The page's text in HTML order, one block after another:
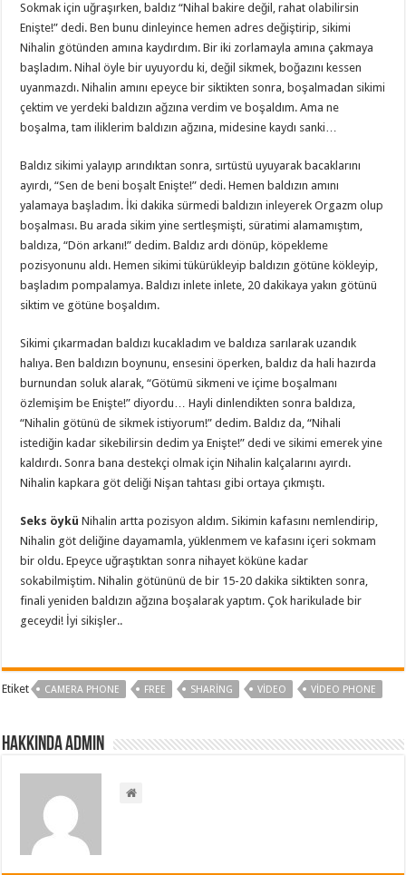
Sokmak için uğraşırken, baldız “Nihal bakire değil, rahat olabilirsin
Enişte!” dedi. Ben bunu dinleyince hemen adres değiştirip, sikimi
Nihalin götünden amına kaydırdım. Bir iki zorlamayla amına çakmaya
başladım. Nihal öyle bir uyuyordu ki, değil sikmek, boğazını kessen
uyanmazdı. Nihalin amını epeyce bir siktikten sonra, boşalmadan sikimi
çektim ve yerdeki baldızın ağzına verdim ve boşaldım. Ama ne
boşalma, tam iliklerim baldızın ağzına, midesine kaydı sanki…
Baldız sikimi yalayıp arındıktan sonra, sırtüstü uyuyarak bacaklarını
ayırdı, “Sen de beni boşalt Enişte!” dedi. Hemen baldızın amını
yalamaya başladım. İki dakika sürmedi baldızın inleyerek Orgazm olup
boşalması. Bu arada sikim yine sertleşmişti, süratimi alamamıştım,
baldıza, “Dön arkanı!” dedim. Baldız ardı dönüp, köpekleme
pozisyonunu aldı. Hemen sikimi tükürükleyip baldızın götüne kökleyip,
başladım pompalamya. Baldızı inlete inlete, 20 dakikaya yakın götünü
siktim ve götüne boşaldım.
Sikimi çıkarmadan baldızı kucakladım ve baldıza sarılarak uzandık
halıya. Ben baldızın boynunu, ensesini öperken, baldız da hali hazırda
burnundan soluk alarak, “Götümü sikmeni ve içime boşalmanı
özlemişim be Enişte!” diyordu… Hayli dinlendikten sonra baldıza,
“Nihalin götünü de sikmek istiyorum!” dedim. Baldız da, “Nihali
istediğin kadar sikebilirsin dedim ya Enişte!” dedi ve sikimi emerek yine
kaldırdı. Sonra bana destekçi olmak için Nihalin kalçalarını ayırdı.
Nihalin kapkara göt deliği Nişan tahtası gibi ortaya çıkmıştı.
Seks öykü Nihalin artta pozisyon aldım. Sikimin kafasını nemlendirip,
Nihalin göt deliğine dayamamla, yüklenmem ve kafasını içeri sokmam
bir oldu. Epeyce uğraştıktan sonra nihayet köküne kadar
sokabilmiştim. Nihalin götününü de bir 15-20 dakika siktikten sonra,
finali yeniden baldızın ağzına boşalarak yaptım. Çok harikulade bir
geceydi! İyi sikişler..
Etiket CAMERA PHONE FREE SHARING VIDEO VIDEO PHONE
Hakkında admin